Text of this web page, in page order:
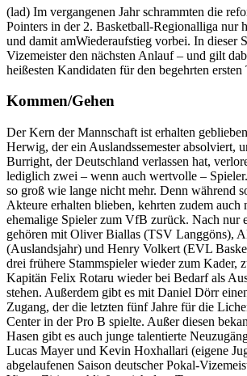
(lad) Im vergangenen Jahr schrammten die
Pointers in der 2. Basketball-Regionalliga nur
und damit amWiederaufstieg vorbei. In dieser
Vizemeister den nächsten Anlauf – und gilt
heißesten Kandidaten für den begehrten ersten
Kommen/Gehen
Der Kern der Mannschaft ist erhalten
Herwig, der ein Auslandssemester absolviert,
Burright, der Deutschland verlassen hat,
lediglich zwei – wenn auch wertvolle –
so groß wie lange nicht mehr. Denn während
Akteure erhalten blieben, kehrten zudem auch
ehemalige Spieler zum VfB zurück. Nach nur
gehören mit Oliver Biallas (TSV Langgöns),
(Auslandsjahr) und Henry Volkert (EVL
drei frühere Stammspieler wieder zum Kader,
Kapitän Felix Rotaru wieder bei Bedarf als
stehen. Außerdem gibt es mit Daniel Dörr
Zugang, der die letzten fünf Jahre für die
Center in der Pro B spielte. Außer diesen
Hasen gibt es auch junge talentierte
Lucas Mayer und Kevin Hoxhallari (eigene
abgelaufenen Saison deutscher Pokal-